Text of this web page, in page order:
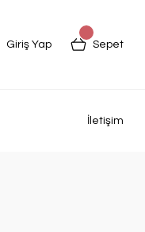
Giriş Yap Sepet
İletişim